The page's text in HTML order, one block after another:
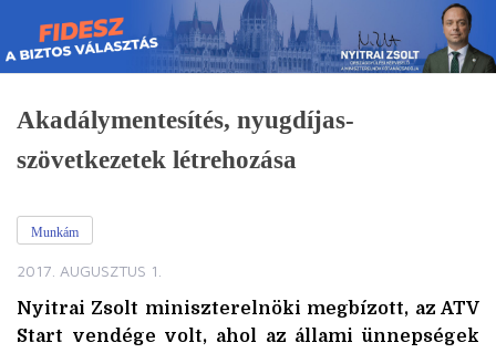
Skip
to
content
Akadálymentesítés, nyugdíjas-
szövetkezetek létrehozása
Munkám
2017. AUGUSZTUS 1.
Nyitrai Zsolt miniszterelnöki megbízott, az ATV
Start vendége volt, ahol az állami ünnepségek